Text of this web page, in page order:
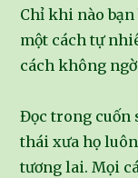
Chỉ khi nào
một cách tự
cách không ngờ
Đọc trong cuốn
thái xưa họ
tương lai. Mọi